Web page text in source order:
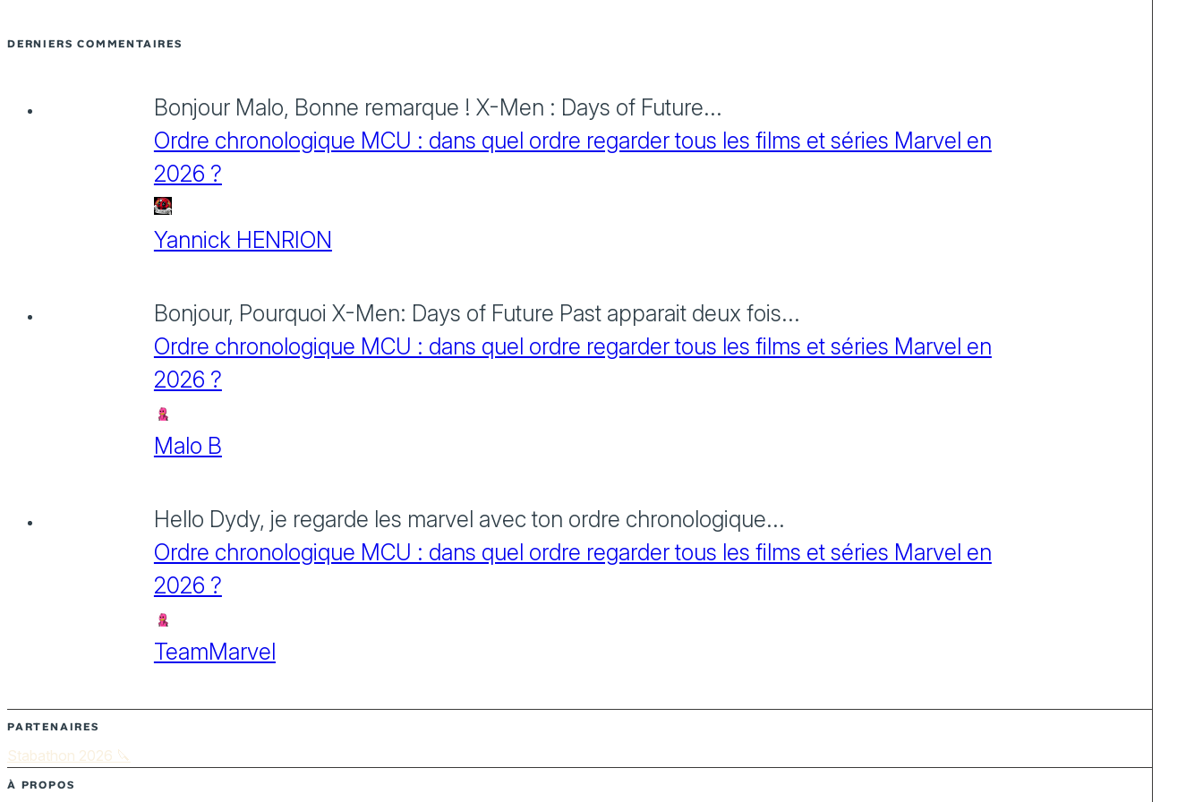
DERNIERS COMMENTAIRES
Bonjour Malo, Bonne remarque ! X-Men : Days of Future...
Ordre chronologique MCU : dans quel ordre regarder tous les films et séries Marvel en
2026 ?
Yannick HENRION
Bonjour, Pourquoi X-Men: Days of Future Past apparait deux fois...
Ordre chronologique MCU : dans quel ordre regarder tous les films et séries Marvel en
2026 ?
Malo B
Hello Dydy, je regarde les marvel avec ton ordre chronologique...
Ordre chronologique MCU : dans quel ordre regarder tous les films et séries Marvel en
2026 ?
TeamMarvel
PARTENAIRES
Stabathon 2026 🔪
À PROPOS